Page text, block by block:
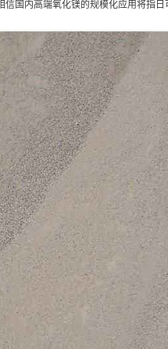
国内高端氧化镁的规模化应用将指日